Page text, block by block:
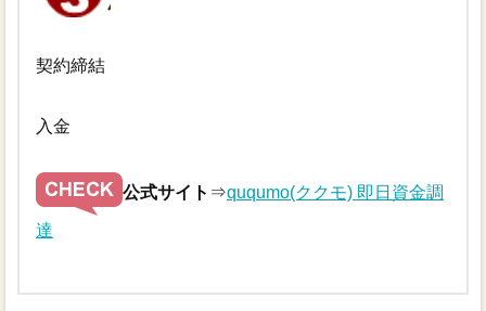
契約締結
入金
公式サイト ⇒ququmo(ククモ) 即日資金調
達